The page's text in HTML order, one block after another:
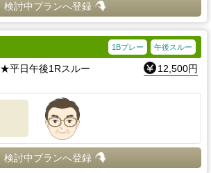
検討中プランへ登録
午後スルー
1Bプレー
平日午後1Rスルー 12,500円
検討中プランへ登録